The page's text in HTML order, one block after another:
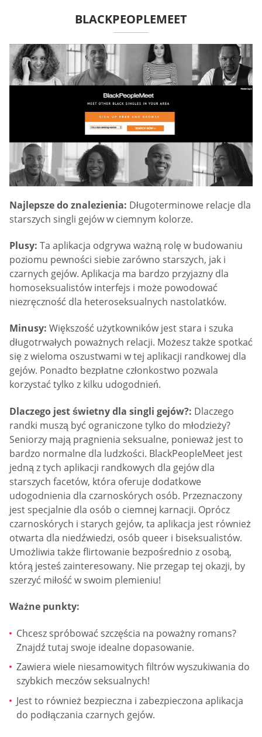
BLACKPEOPLEMEET
Najlepsze do znalezienia: Długoterminowe relacje dla
starszych singli gejów w ciemnym kolorze.
Plusy: Ta aplikacja odgrywa ważną rolę w budowaniu
poziomu pewności siebie zarówno starszych, jak i
czarnych gejów. Aplikacja ma bardzo przyjazny dla
homoseksualistów interfejs i może powodować
niezręczność dla heteroseksualnych nastolatków.
Minusy: Większość użytkowników jest stara i szuka
długotrwałych poważnych relacji. Możesz także spotkać
się z wieloma oszustwami w tej aplikacji randkowej dla
gejów. Ponadto bezpłatne członkostwo pozwala
korzystać tylko z kilku udogodnień.
Dlaczego jest świetny dla singli gejów?: Dlaczego
randki muszą być ograniczone tylko do młodzieży?
Seniorzy mają pragnienia seksualne, ponieważ jest to
bardzo normalne dla ludzkości. BlackPeopleMeet jest
jedną z tych aplikacji randkowych dla gejów dla
starszych facetów, która oferuje dodatkowe
udogodnienia dla czarnoskórych osób. Przeznaczony
jest specjalnie dla osób o ciemnej karnacji. Oprócz
czarnoskórych i starych gejów, ta aplikacja jest również
otwarta dla niedźwiedzi, osób queer i biseksualistów.
Umożliwia także flirtowanie bezpośrednio z osobą,
którą jesteś zainteresowany. Nie przegap tej okazji, by
szerzyć miłość w swoim plemieniu!
Ważne punkty:
Chcesz spróbować szczęścia na poważny romans?
Znajdź tutaj swoje idealne dopasowanie.
Zawiera wiele niesamowitych filtrów wyszukiwania do
szybkich meczów seksualnych!
Jest to również bezpieczna i zabezpieczona aplikacja
do podłączania czarnych gejów.